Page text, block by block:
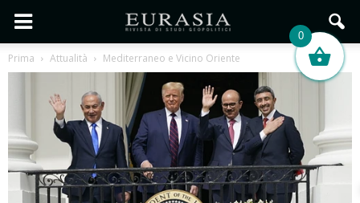
Prima Attualità Mediterraneo e Vicino Oriente
0